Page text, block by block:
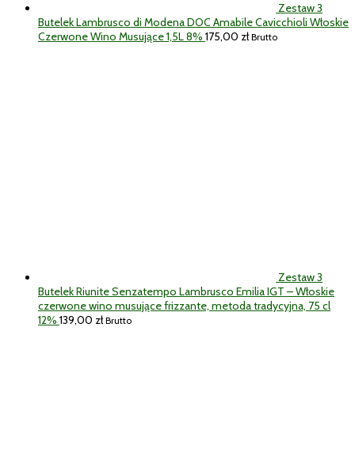
Zestaw 3
Butelek Lambrusco di Modena DOC Amabile Cavicchioli Włoskie
Czerwone Wino Musujące 1,5L 8% 175,00 zł Brutto
Zestaw 3
Butelek Riunite Senzatempo Lambrusco Emilia IGT – Włoskie
czerwone wino musujące frizzante, metoda tradycyjna, 75 cl
12% 139,00 zł Brutto